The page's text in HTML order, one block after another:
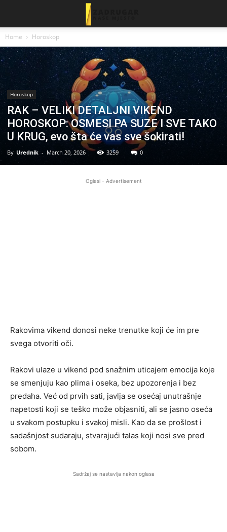
Home Horoskop
Horoskop
RAK – VELIKI DETALJNI VIKEND
HOROSKOP: OSMESI PA SUZE I SVE TAKO
U KRUG, evo šta će vas sve šokirati!
By Urednik - March 20, 2026 3259 0
Oglasi - Advertisement
Rakovima vikend donosi neke trenutke koji će im pre
svega otvoriti oči.
Rakovi ulaze u vikend pod snažnim uticajem emocija koje
se smenjuju kao plima i oseka, bez upozorenja i bez
predaha. Već od prvih sati, javlja se osećaj unutrašnje
napetosti koji se teško može objasniti, ali se jasno oseća
u svakom postupku i svakoj misli. Kao da se prošlost i
sadašnjost sudaraju, stvarajući talas koji nosi sve pred
sobom.
Sadržaj se nastavlja nakon oglasa